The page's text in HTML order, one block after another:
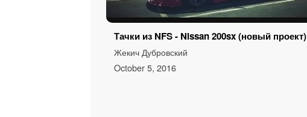
Тачки из NFS - Nissan 200sx (новый проект)
Жекич Дубровский
October 5, 2016